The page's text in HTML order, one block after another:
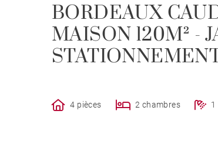
BORDEAUX
MAISON 120M² -
4 pièces 2 chambres 1